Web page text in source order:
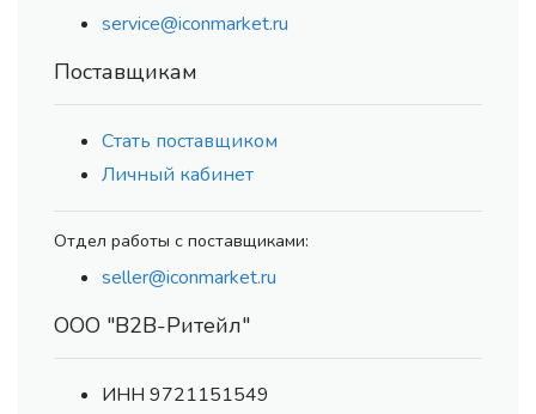
service@iconmarket.ru
Поставщикам
Стать поставщиком
Личный кабинет
Отдел работы с поставщиками:
seller@iconmarket.ru
ООО "В2В-Ритейл"
ИНН 9721151549